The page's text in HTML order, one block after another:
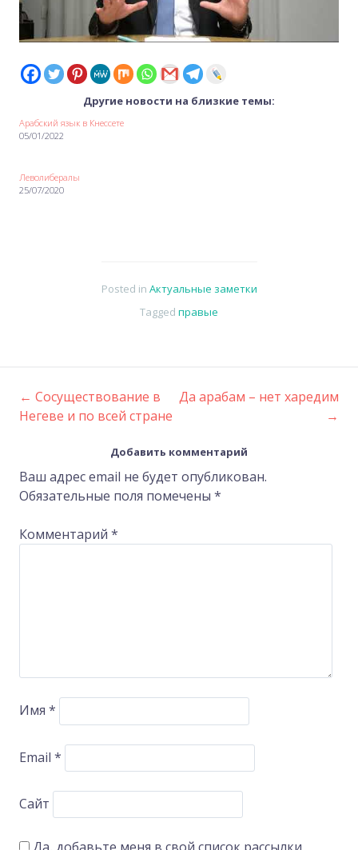
Другие новости на близкие темы:
Арабский язык в Кнессете
05/01/2022
Леволибералы
25/07/2020
Posted in Актуальные заметки
Tagged правые
Post
navigation
← Сосуществование в
Негеве и по всей стране
Да арабам – нет харедим
→
Добавить комментарий
Ваш адрес email не будет опубликован.
Обязательные поля помечены *
Комментарий *
Имя *
Email *
Сайт